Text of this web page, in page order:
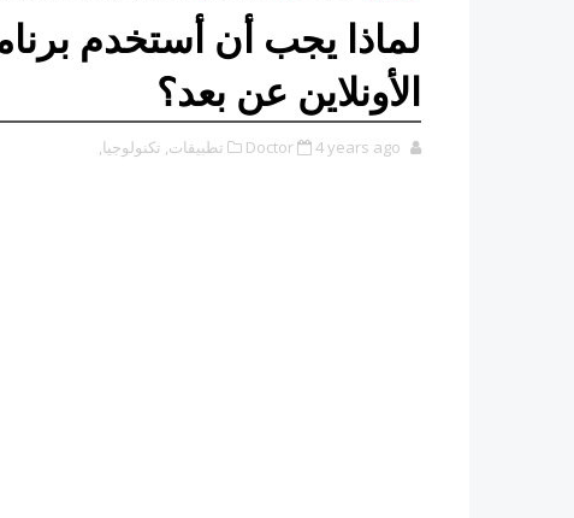
الأونلاين عن بعد؟
Doctor 4 years ago تطبيقات, تكنولوجيا,